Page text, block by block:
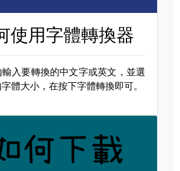
使用字體轉換器
入要轉換的中文字或英文，並選
體大小，在按下字體轉換即可。